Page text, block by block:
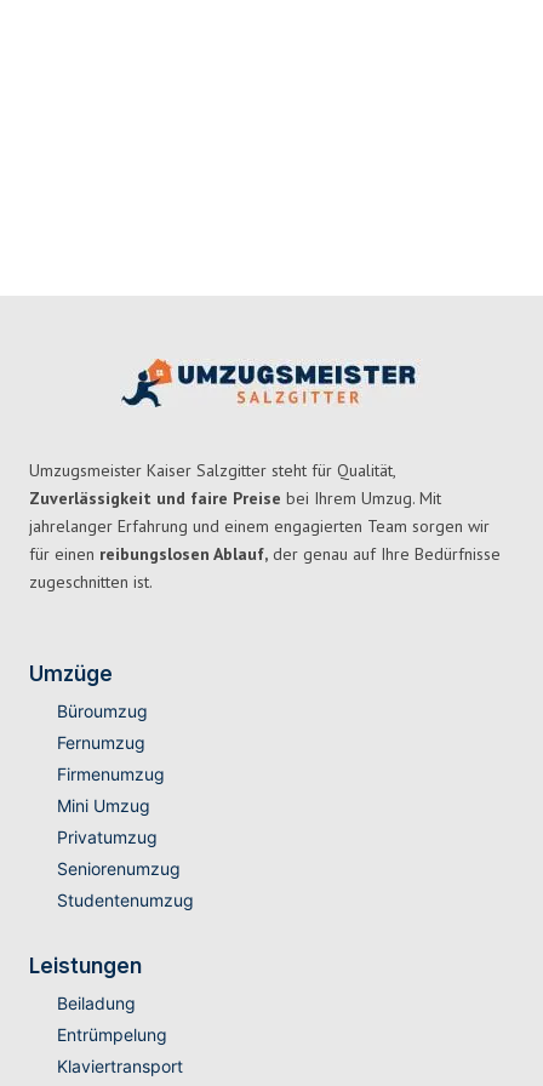
Umzugsmeister Kaiser Salzgitter steht für Qualität,
Zuverlässigkeit und faire Preise bei Ihrem Umzug. Mit
jahrelanger Erfahrung und einem engagierten Team sorgen wir
für einen reibungslosen Ablauf, der genau auf Ihre Bedürfnisse
zugeschnitten ist.
Umzüge
Büroumzug
Fernumzug
Firmenumzug
Mini Umzug
Privatumzug
Seniorenumzug
Studentenumzug
Leistungen
Beiladung
Entrümpelung
Klaviertransport